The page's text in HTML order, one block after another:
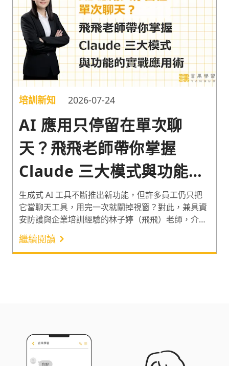
培訓新知 2026-07-24
AI 應用只停留在單次聊
天？飛飛老師帶你掌握
Claude 三大模式與功能的
實戰應用術
生成式 AI 工具不斷推出新功能，但許多員工仍只把
它當聊天工具，用完一次就關掉視窗？對此，兼具資
安防護與企業培訓經驗的林子婷（飛飛）老師，介紹
Claude 的 3 大主要工作方式、Projects 與 Skills 等 3
大功能的使用情境。協助學員將 AI 工具的使用從單
次問答，推進至處理文件整理、資料比對、專案協作
繼續閱讀